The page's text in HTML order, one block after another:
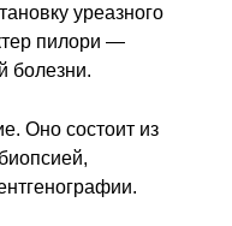
уреазного
пилори —
болезни.
Оно состоит из